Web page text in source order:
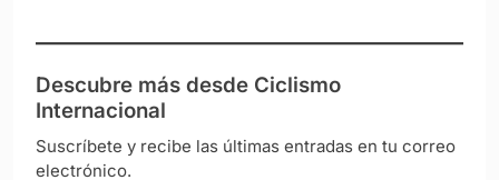
Descubre más desde Ciclismo
Internacional
Suscríbete y recibe las últimas entradas en tu correo
electrónico.